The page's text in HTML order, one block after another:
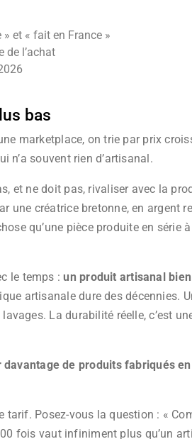
» et « fait en France »
de l’achat
bas
marketplace, on trie par prix
n’a souvent rien d’artisanal.
et ne doit pas, rivaliser avec la
une créatrice bretonne, en argent
qu’une pièce produite en série
le temps :un produit artisanal
artisanale dure des décennies.
La durabilité réelle, c’est
de produits fabriqués
tarif. Posez-vous la question : «
fois vaut infiniment plus qu’un